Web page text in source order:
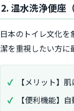
2. 温水洗浄便座
日本のトイレ文化
潔を重視したい方に
【メリット】
【便利機能】